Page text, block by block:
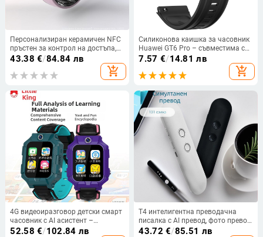
Персонализиран керамичен NFC
пръстен за контрол на достъпа,
мониторинг на сърдечна честота
дистанционно наблюдение на
43.38 €/84.84 лв
add_shopping_cart
Силиконова каишка за часовник
Huawei GT6 Pro – съвместима с
Huawei Watch GT6 Pro, 15 g,
щифтово закопчаване, пусната
през 2025 г.
7.57 €/14.81 лв
add_shopping_cart
4G видеоиразговор детски смарт
часовник с AI асистент –
проследяване на
52.58 €/102.84 лв
T4 интелигентна преводачна
писалка с AI превод, фото превод,
запис и синхронен превод,
43.72 €/85.51 лв